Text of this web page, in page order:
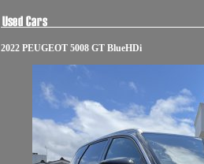
2022 PEUGEOT 5008 GT BlueHDi